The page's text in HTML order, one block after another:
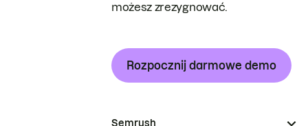
możesz zrezygnować.
Rozpocznij darmowe demo
Semrush